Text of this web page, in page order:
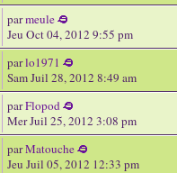
parmeule
Jeu Oct 04, 2012 9:55 pm
parlo1971
Sam Juil 28, 2012 8:49 am
parFlopod
Mer Juil 25, 2012 3:08 pm
parMatouche
Jeu Juil 05, 2012 12:33 pm